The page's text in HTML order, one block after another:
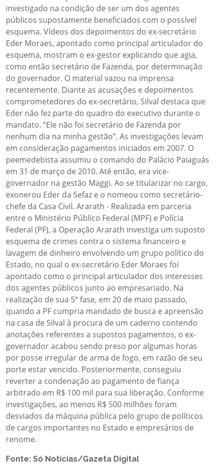
investigado na condição de ser um dos agentes
públicos supostamente beneficiados com o possível
esquema. Vídeos dos depoimentos do ex-secretário
Eder Moraes, apontado como principal articulador do
esquema, mostram o ex-gestor explicando que agia,
como então secretário de Fazenda, por determinação
do governador. O material vazou na imprensa
recentemente. Diante as acusações e depoimentos
comprometedores do ex-secretário, Silval destaca que
Eder não fez parte do quadro do executivo durante o
mandato. “Ele não foi secretário de Fazenda por
nenhum dia na minha gestão”. As investigações levam
em consideração pagamentos iniciados em 2007. O
peemedebista assumiu o comando do Palácio Paiaguás
em 31 de março de 2010. Até então, era vice-
governador na gestão Maggi. Ao se titularizar no cargo,
exonerou Eder da Sefaz e o nomeou como secretário-
chefe da Casa Civil. Ararath - Realizada em parceria
entre o Ministério Público Federal (MPF) e Polícia
Federal (PF), a Operação Ararath investiga um suposto
esquema de crimes contra o sistema financeiro e
lavagem de dinheiro envolvendo um grupo político do
Estado, no qual o ex-secretário Eder Moraes foi
apontado como o principal articulador dos interesses
dos agentes públicos junto ao empresariado. Na
realização de sua 5ª fase, em 20 de maio passado,
quando a PF cumpria mandado de busca e apreensão
na casa de Silval à procura de um caderno contendo
anotações referentes a supostos pagamentos, o ex-
governador acabou sendo preso por algumas horas
por posse irregular de arma de fogo, em razão de seu
porte estar vencido. Posteriormente, conseguiu
reverter a condenação ao pagamento de fiança
arbitrado em R$ 100 mil para sua liberação. Conforme
investigações, ao menos R$ 500 milhões foram
desviados da máquina pública pelo grupo de políticos
de cargos importantes no Estado e empresários de
renome.
Fonte: Só Notícias/Gazeta Digital